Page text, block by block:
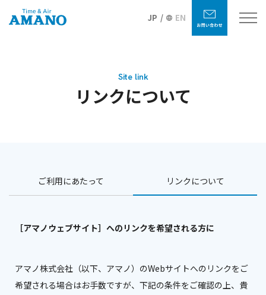
JP EN
Site link
リンクについて
ご利用にあたって リンクについて
［アマノウェブサイト］へのリンクを希望される方に
アマノ株式会社（以下、アマノ）のWebサイトへのリンクをご
希望される場合はお手数ですが、下記の条件をご確認の上、貴